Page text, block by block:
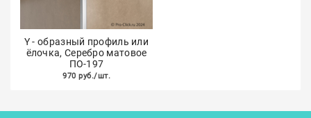
Y - образный профиль или
ёлочка, Серебро матовое
ПО-197
970 руб./шт.